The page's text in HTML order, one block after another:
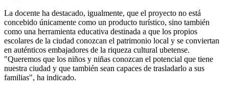
La docente ha destacado, igualmente, que el proyecto no está
concebido únicamente como un producto turístico, sino también
como una herramienta educativa destinada a que los propios
escolares de la ciudad conozcan el patrimonio local y se conviertan
en auténticos embajadores de la riqueza cultural ubetense.
"Queremos que los niños y niñas conozcan el potencial que tiene
nuestra ciudad y que también sean capaces de trasladarlo a sus
familias", ha indicado.